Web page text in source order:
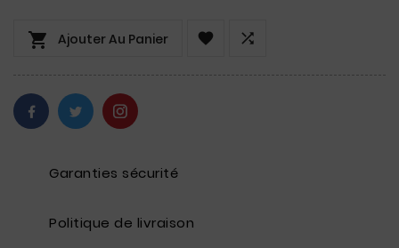
 Ajouter Au Panier  
Garanties sécurité
Politique de livraison